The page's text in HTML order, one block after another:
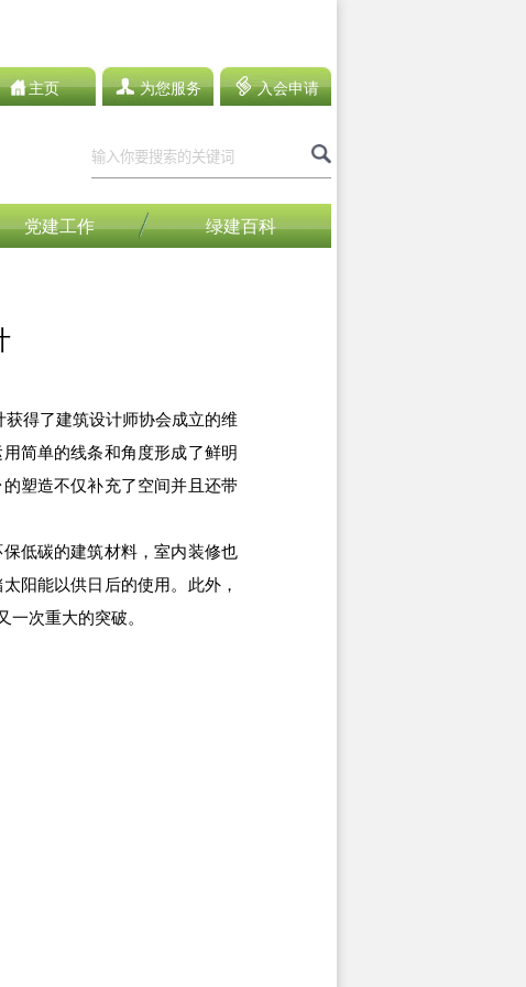
主页 为您服务 入会申请
党建工作 绿建百科
得了建筑设计师协会成立的维
简单的线条和角度形成了鲜明
塑造不仅补充了空间并且还带
低碳的建筑材料，室内装修也
阳能以供日后的使用。此外，
次重大的突破。